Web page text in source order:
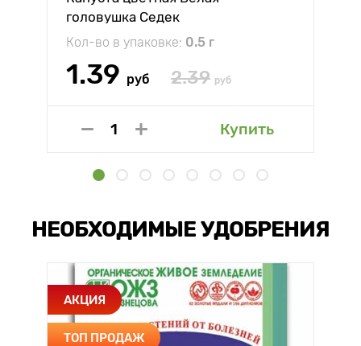
головушка Седек
Кол-во в упаковке: 0.5 г
1.39 руб 2.39 руб
Купить
НЕОБХОДИМЫЕ УДОБРЕНИЯ
АКЦИЯ
ТОП ПРОДАЖ